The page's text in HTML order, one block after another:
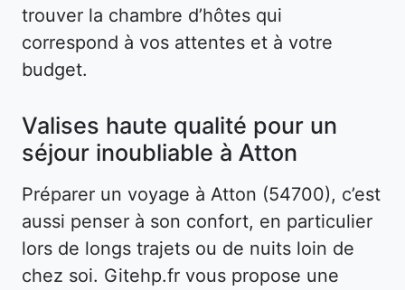
trouver la chambre d’hôtes qui
correspond à vos attentes et à votre
budget.
Valises haute qualité pour un
séjour inoubliable à Atton
Préparer un voyage à Atton (54700), c’est
aussi penser à son confort, en particulier
lors de longs trajets ou de nuits loin de
chez soi. Gitehp.fr vous propose une